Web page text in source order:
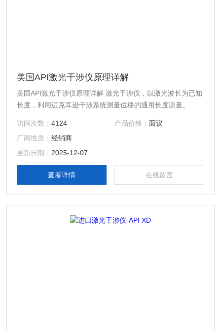
美国API激光干涉仪原理详解
美国API激光干涉仪原理详解 激光干涉仪，以激光波长为已知
长度，利用迈克耳逊干涉系统测量位移的通用长度测量。
访问次数：4124 产品价格： 面议
厂商性质：经销商
更新日期： 2025-12-07
查看详情 在线留言